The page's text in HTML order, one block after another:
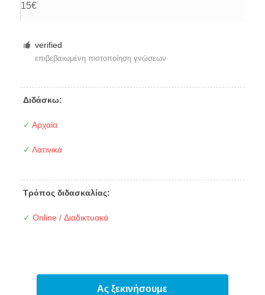
15€
verified
επιβεβαιωμένη πιστοποίηση γνώσεων
Διδάσκω:
✓ Αρχαία
✓ Λατινικά
Τρόπος διδασκαλίας:
✓ Online / Διαδικτυακά
Ας ξεκινήσουμε